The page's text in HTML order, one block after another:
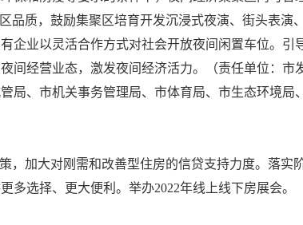
品质，鼓励集聚区培育开发沉浸式夜演、街头表演
企业以灵活合作方式对社会开放夜间闲置车位。引
间经营业态，激发夜间经济活力。（责任单位：市
局、市机关事务管理局、市体育局、市生态环境局
，加大对刚需和改善型住房的信贷支持力度。落实
多选择、更大便利。举办2022年线上线下房展会。